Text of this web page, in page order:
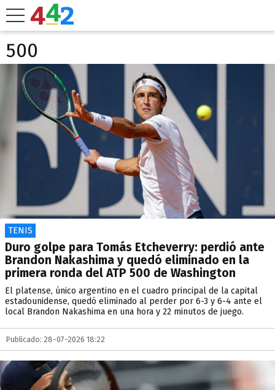
500
TENIS
Duro golpe para Tomás Etcheverry: perdió ante
Brandon Nakashima y quedó eliminado en la
primera ronda del ATP 500 de Washington
El platense, único argentino en el cuadro principal de la capital
estadounidense, quedó eliminado al perder por 6-3 y 6-4 ante el
local Brandon Nakashima en una hora y 22 minutos de juego.
Publicado: 28-07-2026 18:22